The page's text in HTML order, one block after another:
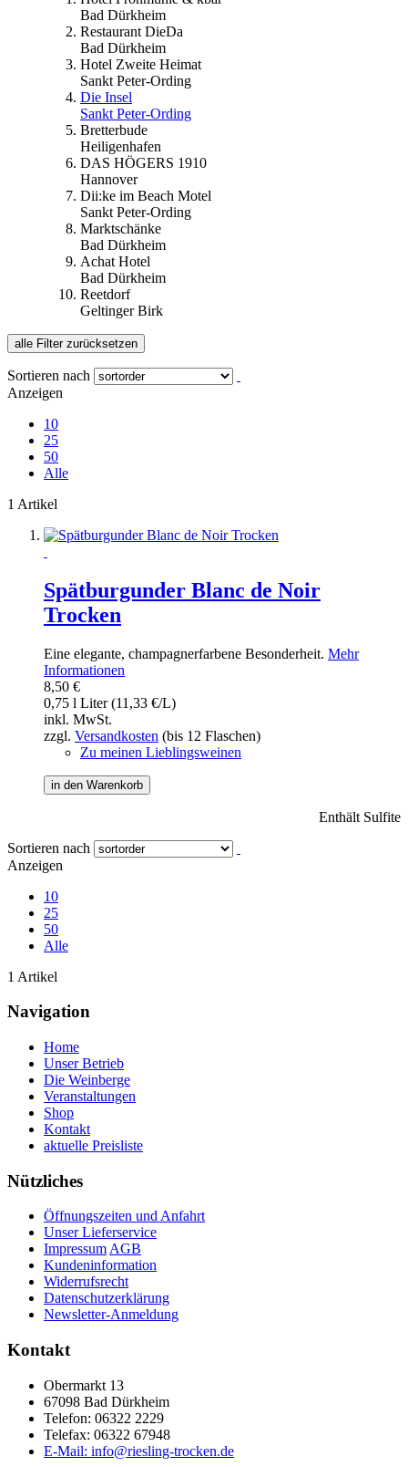
Bad Dürkheim
Restaurant DieDa
Bad Dürkheim
Hotel Zweite Heimat
Sankt Peter-Ording
Die Insel
Sankt Peter-Ording
Bretterbude
Heiligenhafen
DAS HÖGERS 1910
Hannover
Dii:ke im Beach Motel
Sankt Peter-Ording
Marktschänke
Bad Dürkheim
Achat Hotel
Bad Dürkheim
Reetdorf
Geltinger Birk
alle Filter zurücksetzen
Sortieren nach
Anzeigen
10
25
50
Alle
1 Artikel
Spätburgunder Blanc de Noir
Trocken
Eine elegante, champagnerfarbene Besonderheit. Mehr
Informationen
8,50 €
0,75 l Liter (11,33 €/L)
inkl. MwSt.
zzgl. Versandkosten (bis 12 Flaschen)
Zu meinen Lieblingsweinen
in den Warenkorb
Enthält Sulfite
Sortieren nach
Anzeigen
10
25
50
Alle
1 Artikel
Navigation
Home
Unser Betrieb
Die Weinberge
Veranstaltungen
Shop
Kontakt
aktuelle Preisliste
Nützliches
Öffnungszeiten und Anfahrt
Unser Lieferservice
Impressum AGB
Kundeninformation
Widerrufsrecht
Datenschutzerklärung
Newsletter-Anmeldung
Kontakt
Obermarkt 13
67098 Bad Dürkheim
Telefon: 06322 2229
Telefax: 06322 67948
E-Mail: info@riesling-trocken.de